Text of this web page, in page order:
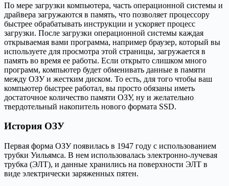
По мере загрузки компьютера, часть операционной системы и
драйвера загружаются в память, что позволяет процессору
быстрее обрабатывать инструкции и ускоряет процесс
загрузки. После загрузки операционной системы каждая
открываемая вами программа, например браузер, который вы
используете для просмотра этой страницы, загружается в
память во время ее работы. Если открыто слишком много
программ, компьютер будет обменивать данные в памяти
между ОЗУ и жестким диском. То есть, для того чтобы ваш
компьютер быстрее работал, вы просто обязаны иметь
достаточное количество памяти ОЗУ, ну и желательно
твердотельный накопитель нового формата SSD.
История ОЗУ
Первая форма ОЗУ появилась в 1947 году с использованием
трубки Уильямса. В нем использовалась электронно-лучевая
трубка (ЭЛТ), и данные хранились на поверхности ЭЛТ в
виде электрически заряженных пятен.